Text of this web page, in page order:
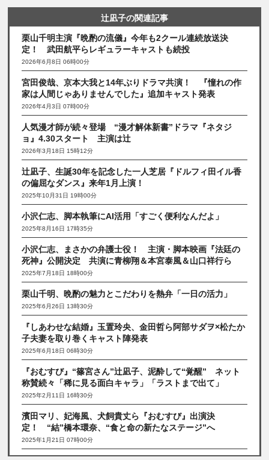
辻凪子の関連記事
栗山千明主演『晩酌の流儀』今年も2クール連続放送決
定！ 武田航平らレギュラーキャストも続投
2026年6月8日 06時00分
宮田俊哉、京本大我と14年ぶりドラマ共演！ 『憧れの作
家は人間じゃありませんでした』追加キャスト発表
2026年4月3日 07時00分
人気漫才師が続々登場 “漫才解体新書”ドラマ『ネタジ
ョ』4.30スタート 主演は辻
2026年3月18日 15時12分
辻凪子、生誕30年を記念した一人芝居『ドルフィ田イル香
の偏屈なダンス』来年1月上演！
2025年10月31日 19時00分
小沢仁志、脚本執筆にAI活用「すごく便利なんだよ」
2025年8月16日 17時35分
小沢仁志、まさかの弁護士役！ 主演・脚本映画『法廷の
死神』公開決定 共演に青柳翔＆本宮泰風＆山口祥行ら
2025年7月18日 18時00分
栗山千明、晩酌の魅力とこだわりを熱弁「一日の活力」
2025年6月26日 13時30分
『しあわせな結婚』玉置玲央、金田哲ら阿部サダヲ×松たか
子夫妻を取り巻くキャスト陣発表
2025年6月18日 06時30分
『おむすび』“篠宮さん”辻凪子、泥酔して“覚醒” ネット
称賛続々「稀に見る面白キャラ」「ラストまで出て」
2025年2月11日 16時30分
濱田マリ、妃海風、犬飼貴丈ら『おむすび』出演決
定！ “結”橋本環奈、“食と命の新たなステージ”へ
2025年1月21日 07時00分